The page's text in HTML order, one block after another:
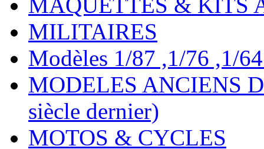
MILITAIRES
Modèles 1/87 ,1/76 ,1/
MODELES ANCIENS
siècle dernier)
MOTOS & CYCLES